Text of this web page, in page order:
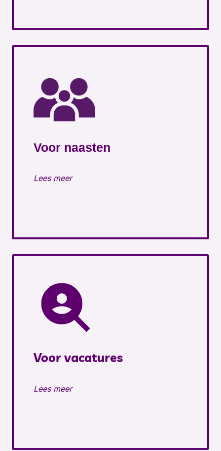
Voor naasten
Lees meer
Voor vacatures
Lees meer